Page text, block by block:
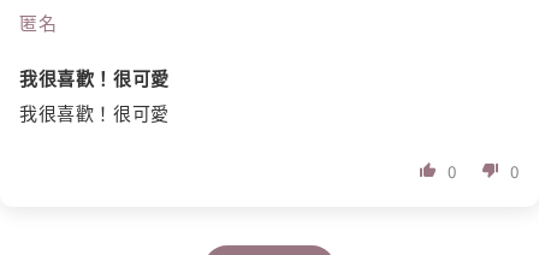
匿名
我很喜歡！很可愛
我很喜歡！很可愛
0 0